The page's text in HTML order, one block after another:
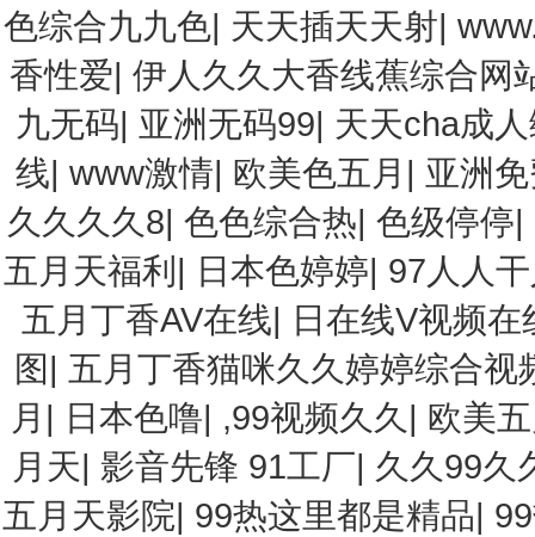
色综合九九色| 天天插天天射|
香性爱|伊人久久大香线蕉综合网
九无码| 亚洲无码99| 天天cha成
线|www激情| 欧美色五月 | 亚洲
久久久久8| 色色综合热| 色级停停|
五月天福利 | 日本色婷婷| 97人人
五月丁香AV在线| 日在线V视频在
图| 五月丁香猫咪久久婷婷综合
月 | 日本色噜| ,99视频久久 | 欧美
月天| 影音先锋 91工厂| 久久99久
五月天影院| 99热这里都是精品|